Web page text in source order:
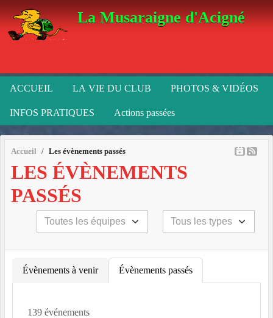
La Musaraigne d'Acigné
ACCUEIL LA VIE DU CLUB PHOTOS & VIDÉOS
INFOS PRATIQUES Actions passées
Accueil Les évènements passés
LES ÉVÈNEMENTS
PASSÉS
Évènements à venir Évènements passés
139 événements
Panneau de gestion des cookies